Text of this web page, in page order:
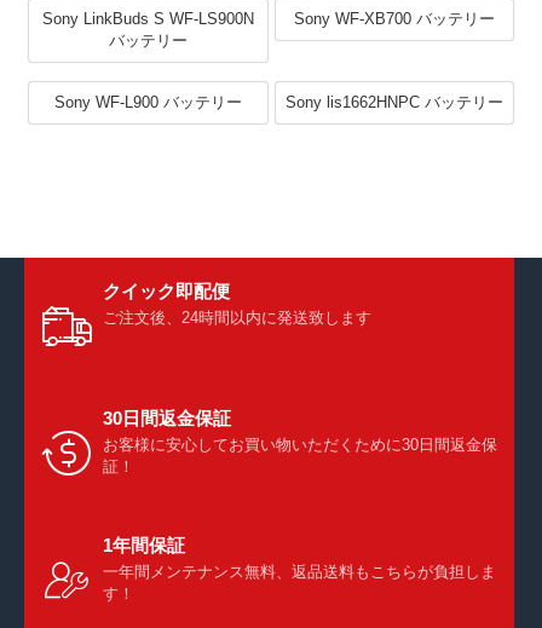
Sony LinkBuds S WF-LS900N
バッテリー
Sony WF-XB700 バッテリー
Sony WF-L900 バッテリー Sony lis1662HNPC バッテリー
クイック即配便
ご注文後、24時間以内に発送致します
30日間返金保証
お客様に安心してお買い物いただくために30日間返金保
証！
1年間保証
一年間メンテナンス無料、返品送料もこちらが負担しま
す！